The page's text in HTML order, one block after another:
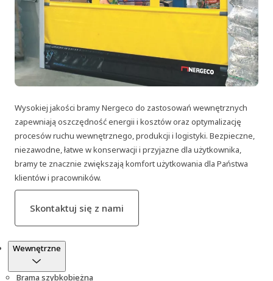
Wysokiej jakości bramy Nergeco do zastosowań wewnętrznych
zapewniają oszczędność energii i kosztów oraz optymalizację
procesów ruchu wewnętrznego, produkcji i logistyki. Bezpieczne,
niezawodne, łatwe w konserwacji i przyjazne dla użytkownika,
bramy te znacznie zwiększają komfort użytkowania dla Państwa
klientów i pracowników.
Skontaktuj się z nami
Wewnętrzne
Brama szybkobieżna